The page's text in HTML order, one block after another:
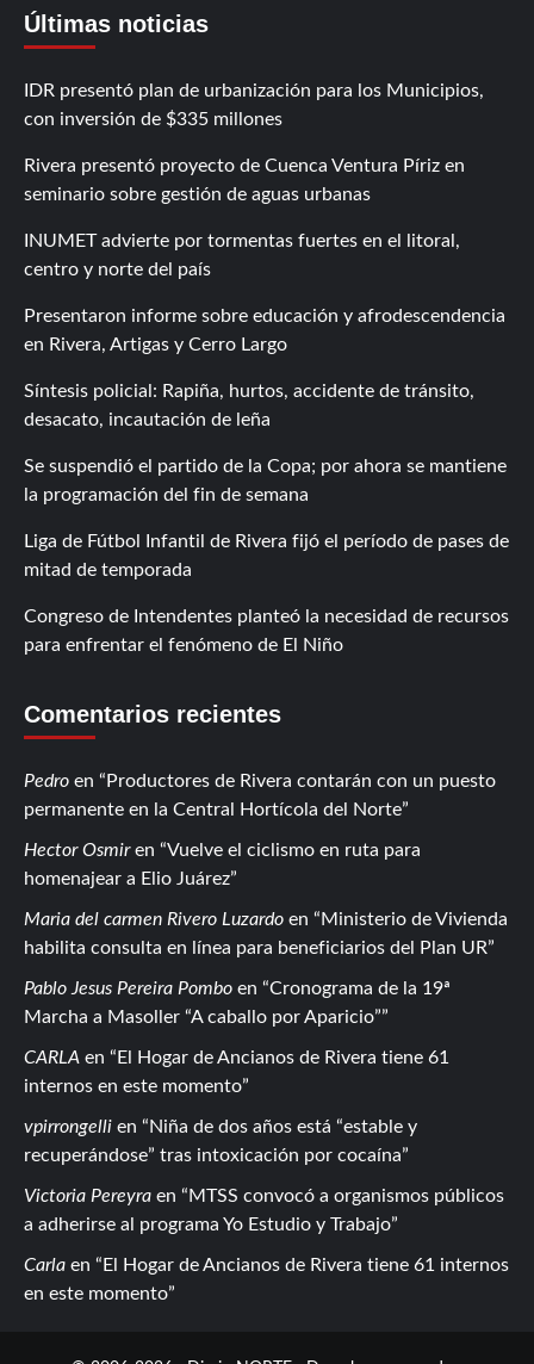
Últimas noticias
IDR presentó plan de urbanización para los Municipios,
con inversión de $335 millones
Rivera presentó proyecto de Cuenca Ventura Píriz en
seminario sobre gestión de aguas urbanas
INUMET advierte por tormentas fuertes en el litoral,
centro y norte del país
Presentaron informe sobre educación y afrodescendencia
en Rivera, Artigas y Cerro Largo
Síntesis policial: Rapiña, hurtos, accidente de tránsito,
desacato, incautación de leña
Se suspendió el partido de la Copa; por ahora se mantiene
la programación del fin de semana
Liga de Fútbol Infantil de Rivera fijó el período de pases de
mitad de temporada
Congreso de Intendentes planteó la necesidad de recursos
para enfrentar el fenómeno de El Niño
Comentarios recientes
Pedro en
Productores de Rivera contarán con un puesto
permanente en la Central Hortícola del Norte
Hector Osmiren
Vuelve el ciclismo en ruta para
homenajear a Elio Juárez
Maria del carmen Rivero Luzardo en
Ministerio de Vivienda
habilita consulta en línea para beneficiarios del Plan UR
Pablo Jesus Pereira Pombo en
Cronograma de la 19ª
Marcha a Masoller “A caballo por Aparicio”
CARLA en
El Hogar de Ancianos de Rivera tiene 61
internos en este momento
vpirrongelli en
Niña de dos años está “estable y
recuperándose” tras intoxicación por cocaína
Victoria Pereyra en
MTSS convocó a organismos públicos
a adherirse al programa Yo Estudio y Trabajo
Carla en
El Hogar de Ancianos de Rivera tiene 61 internos
en este momento